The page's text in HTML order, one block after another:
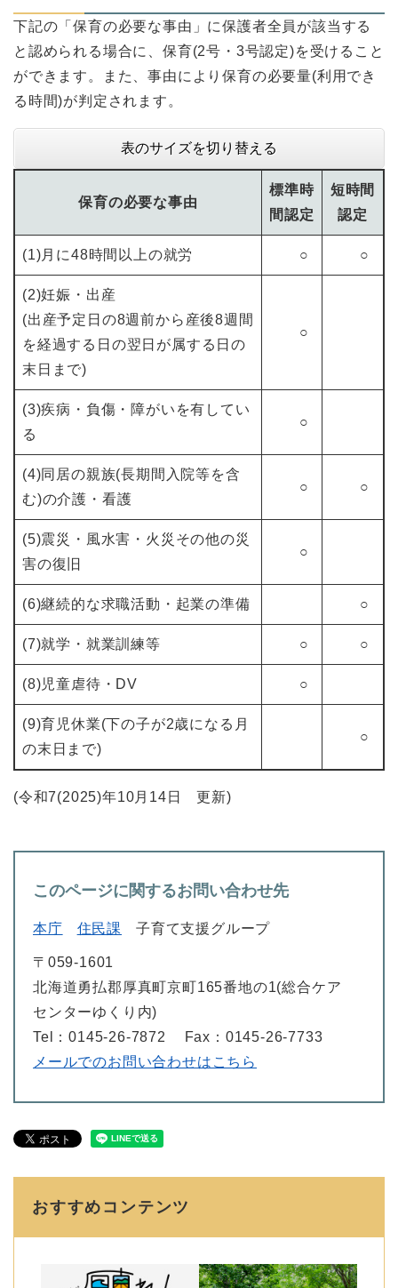
下記の「保育の必要な事由」に保護者全員が該当する
と認められる場合に、保育(2号・3号認定)を受けること
ができます。また、事由により保育の必要量(利用でき
る時間)が判定されます。
表のサイズを切り替える
保育の必要な事由
標準時
間認定
短時間
認定
(1)月に48時間以上の就労 ○ ○
(2)妊娠・出産
(出産予定日の8週前から産後8週間
を経過する日の翌日が属する日の
末日まで)
○
(3)疾病・負傷・障がいを有してい
る
○
(4)同居の親族(長期間入院等を含
む)の介護・看護
○ ○
(5)震災・風水害・火災その他の災
害の復旧
○
(6)継続的な求職活動・起業の準備 ○
(7)就学・就業訓練等 ○ ○
(8)児童虐待・DV ○
(9)育児休業(下の子が2歳になる月
の末日まで)
○
(令和7(2025)年10月14日 更新)
このページに関するお問い合わせ先
本庁 住民課 子育て支援グループ
〒059-1601
北海道勇払郡厚真町京町165番地の1(総合ケア
センターゆくり内)
Tel：0145-26-7872
Fax：0145-26-7733
メールでのお問い合わせはこちら
おすすめコンテンツ